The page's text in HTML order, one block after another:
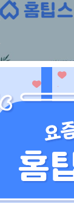
Skip
경기도